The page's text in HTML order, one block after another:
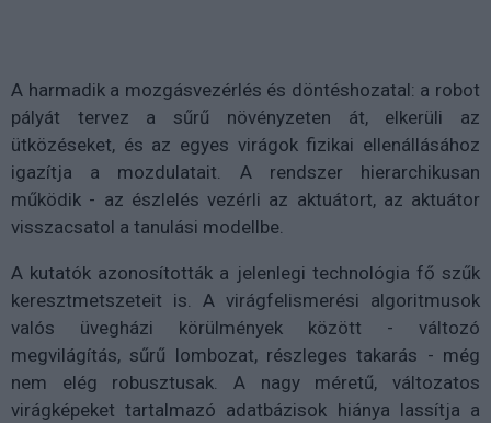
A harmadik a mozgásvezérlés és döntéshozatal: a robot
pályát tervez a sűrű növényzeten át, elkerüli az
ütközéseket, és az egyes virágok fizikai ellenállásához
igazítja a mozdulatait. A rendszer hierarchikusan
működik - az észlelés vezérli az aktuátort, az aktuátor
visszacsatol a tanulási modellbe.
A kutatók azonosították a jelenlegi technológia fő szűk
keresztmetszeteit is. A virágfelismerési algoritmusok
valós üvegházi körülmények között - változó
megvilágítás, sűrű lombozat, részleges takarás - még
nem elég robusztusak. A nagy méretű, változatos
virágképeket tartalmazó adatbázisok hiánya lassítja a